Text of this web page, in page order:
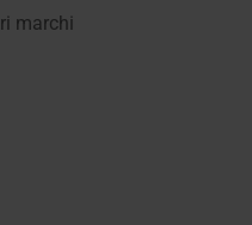
marchi